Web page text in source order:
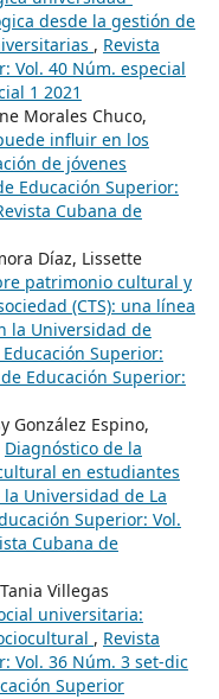
desde la gestión de
, Revista
Vol. 40 Núm. especial
1 2021
Morales Chuco,
influir en los
de jóvenes
Educación Superior:
Cubana de
Díaz, Lissette
patrimonio cultural y
(CTS): una línea
la Universidad de
Superior:
Educación Superior:
González Espino,
Diagnóstico de la
en estudiantes
Universidad de La
Superior: Vol.
Cubana de
Villegas
universitaria:
, Revista
Vol. 36 Núm. 3 set-dic
Superior